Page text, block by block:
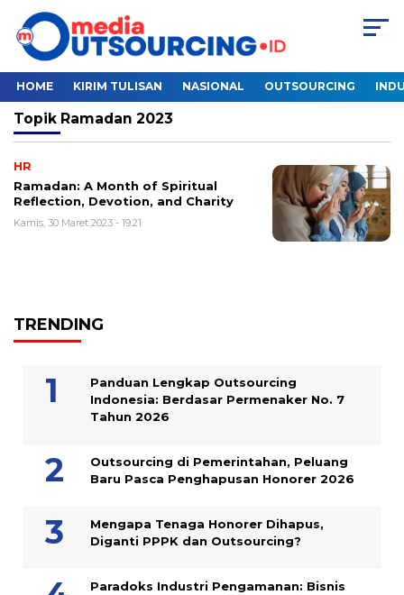
HOME KIRIM TULISAN NASIONAL OUTSOURCING
Topik Ramadan 2023
HR
Ramadan: A Month of Spiritual
Reflection, Devotion, and Charity
Kamis, 30 Maret 2023 - 19:21
TRENDING
Panduan Lengkap Outsourcing
Indonesia: Berdasar Permenaker No. 7
Tahun 2026
Outsourcing di Pemerintahan, Peluang
Baru Pasca Penghapusan Honorer 2026
Mengapa Tenaga Honorer Dihapus,
Diganti PPPK dan Outsourcing?
Paradoks Industri Pengamanan: Bisnis